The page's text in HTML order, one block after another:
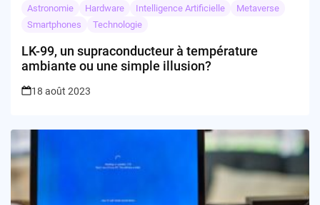
Astronomie Hardware Intelligence Artificielle
Metaverse
Smartphones
Technologie
LK-99, un supraconducteur à température
ambiante ou une simple illusion?
18 août 2023